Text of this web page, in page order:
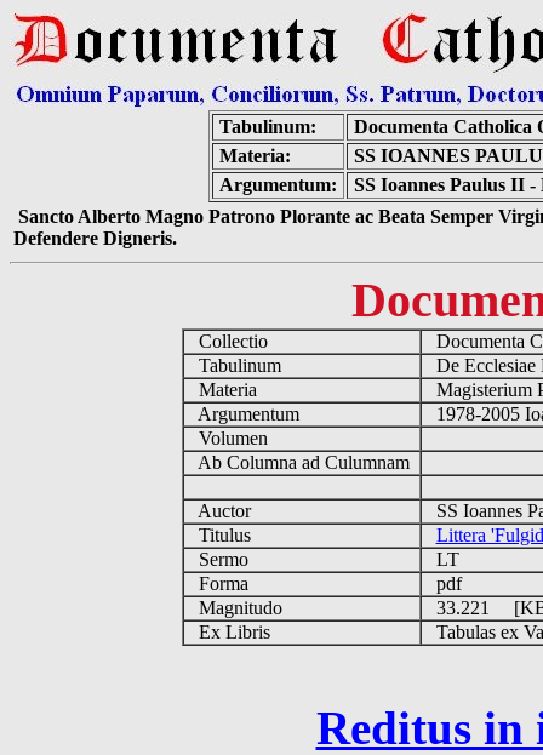
Tabulinum:
Documenta Catholica
Materia:
SS IOANNES
Argumentum:
SS Ioannes Paulus II
Sancto Alberto Magno Patrono Plorante ac Beata Semper
Defendere Digneris.
Collectio
Documenta
Tabulinum
De
Materia
Magisterium
Argumentum
1978-2005
Volumen
Ab Columna ad Culumnam
Auctor
SS Ioannes
Titulus
Littera
Sermo
LT
Forma
pdf
Magnitudo
33.221
Ex Libris
Tabulas ex
Reditus in